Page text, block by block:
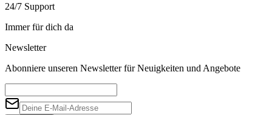
24/7 Support
Immer für dich da
Newsletter
Abonniere unseren Newsletter für Neuigkeiten und Angebote